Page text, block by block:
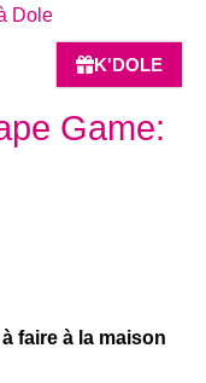
K'DOLE
Game:
faire à la maison